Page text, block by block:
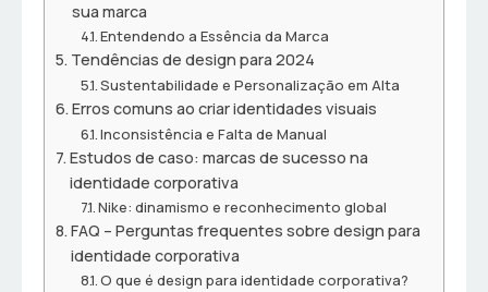
sua marca
Entendendo a Essência da Marca
Tendências de design para 2024
Sustentabilidade e Personalização em Alta
Erros comuns ao criar identidades visuais
Inconsistência e Falta de Manual
Estudos de caso: marcas de sucesso na
identidade corporativa
Nike: dinamismo e reconhecimento global
FAQ – Perguntas frequentes sobre design para
identidade corporativa
O que é design para identidade corporativa?